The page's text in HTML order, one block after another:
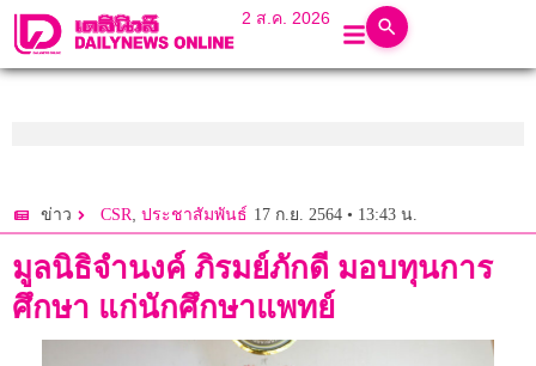
2 ส.ค. 2026
ข่าว CSR, ประชาสัมพันธ์ 17 ก.ย. 2564 • 13:43 น.
มูลนิธิจำนงค์ ภิรมย์ภักดี มอบทุนการ
ศึกษา แก่นักศึกษาแพทย์